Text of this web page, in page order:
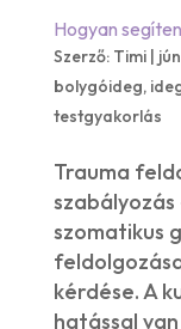
Hogyan
Szerző: Timi|
bolygóideg,
testgyakorlás
Trauma
szomatikus
kérdése. A
hatással